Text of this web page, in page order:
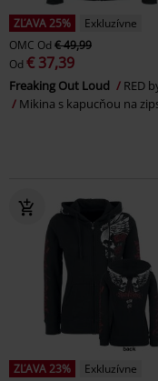
ZĽAVA 25%
Exkluzívne
OMC Od € 49,99
Od € 37,39
Freaking Out Loud
RED
Mikina s kapucňou na
ZĽAVA 23%
Exkluzívne